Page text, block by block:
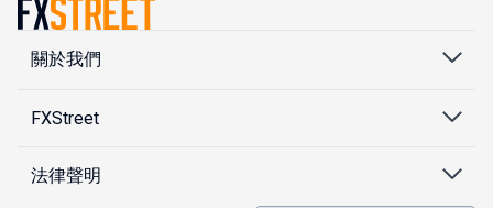
關於我們
FXStreet
法律聲明